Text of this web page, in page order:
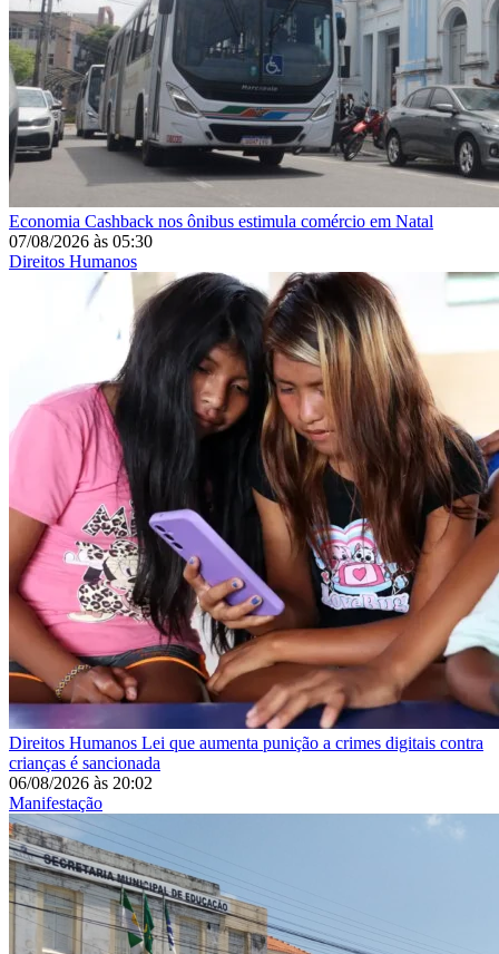
Economia Cashback nos ônibus estimula comércio em Natal
07/08/2026 às 05:30
Direitos Humanos
Direitos Humanos Lei que aumenta punição a crimes digitais contra
crianças é sancionada
06/08/2026 às 20:02
Manifestação